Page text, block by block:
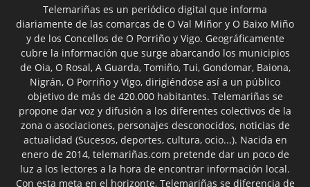
Telemariñas es un periódico digital que informa
diariamente de las comarcas de O Val Miñor y O Baixo Miño
y de los Concellos de O Porriño y Vigo. Geográficamente
cubre la información que surge abarcando los municipios
de Oia, O Rosal, A Guarda, Tomiño, Tui, Gondomar, Baiona,
Nigrán, O Porriño y Vigo, dirigiéndose así a un público
objetivo de más de 420.000 habitantes. Telemariñas se
propone dar voz y difusión a los diferentes colectivos de la
zona o asociaciones, personajes desconocidos, noticias de
actualidad (Sucesos, deportes, cultura, ocio...). Nacida en
enero de 2014, telemariñas.com pretende dar un poco de
luz a los lectores a la hora de encontrar información local.
Con esta meta en el horizonte, Telemariñas se diferencia de